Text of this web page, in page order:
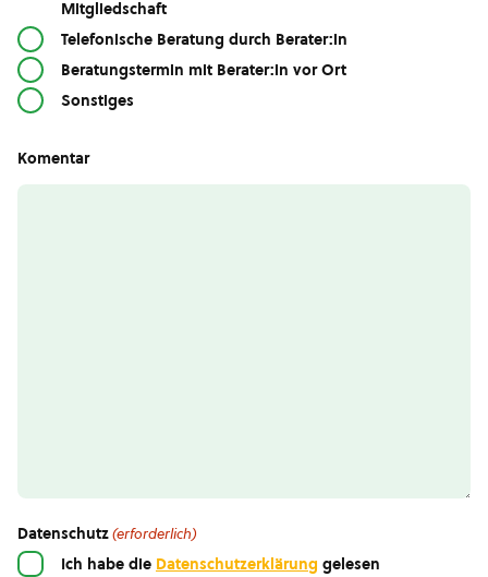
Mitgliedschaft
Telefonische Beratung durch Berater:in
Beratungstermin mit Berater:in vor Ort
Sonstiges
Komentar
Datenschutz(erforderlich)
Ich habe die Datenschutzerklärung gelesen